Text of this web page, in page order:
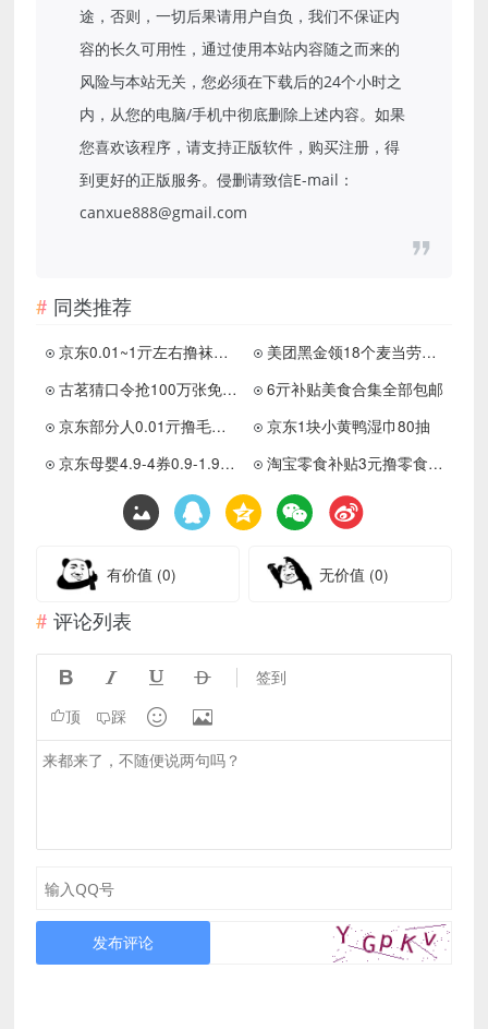
途，否则，一切后果请用户自负，我们不保证内
容的长久可用性，通过使用本站内容随之而来的
风险与本站无关，您必须在下载后的24个小时之
内，从您的电脑/手机中彻底删除上述内容。如果
您喜欢该程序，请支持正版软件，购买注册，得
到更好的正版服务。侵删请致信E-mail：
canxue888@gmail.com
同类推荐
京东0.01~1亓左右撸袜子包邮
美团黑金领18个麦当劳冰淇淋
古茗猜口令抢100万张免单券
6亓补贴美食合集全部包邮
京东部分人0.01亓撸毛巾包邮
京东1块小黄鸭湿巾80抽
京东母婴4.9-4券0.9-1.9各种商品
淘宝零食补贴3元撸零食包邮
有价值 (0) 无价值 (0)
评论列表
    签到
顶 踩  
发布评论